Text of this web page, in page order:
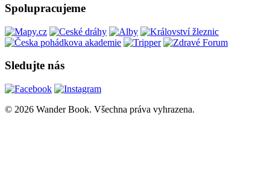
Spolupracujeme
Sledujte nás
© 2026 Wander Book. Všechna práva vyhrazena.